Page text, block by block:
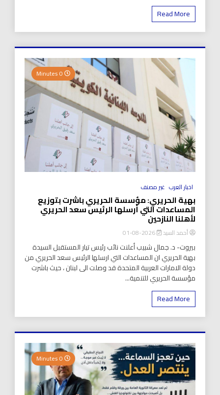
Read More
اخبار العرب غير مصنف
بهية الحريري: مؤسسة الحريري باشرت بتوزيع
المساعدات التي أرسلها الرئيس سعد الحريري
لأهلنا النازحين
أحمد السيد 2026-08-01
بيروت- د. جمال شبيب أعلنت نائب رئيس تيار المستقبل السيدة
بهية الحريري ان المساعدات التي ارسلها الرئيس سعد الحريري من
دولة الامارات العربية المتحدة قد وصلت الى لبنان ، حيث باشرت
مؤسسة الحريري للتنمية...
Read More